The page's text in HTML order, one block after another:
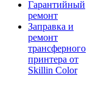
Гарантийный
ремонт
Заправка и
ремонт
трансферного
принтера от
Skillin Color